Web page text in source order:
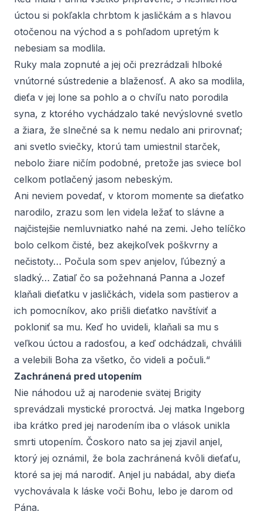
úctou si pokľakla chrbtom k jasličkám a s hlavou
otočenou na východ a s pohľadom upretým k
nebesiam sa modlila.
Ruky mala zopnuté a jej oči prezrádzali hlboké
vnútorné sústredenie a blaženosť. A ako sa modlila,
dieťa v jej lone sa pohlo a o chvíľu nato porodila
syna, z ktorého vychádzalo také nevýslovné svetlo
a žiara, že slnečné sa k nemu nedalo ani prirovnať;
ani svetlo sviečky, ktorú tam umiestnil starček,
nebolo žiare ničím podobné, pretože jas sviece bol
celkom potlačený jasom nebeským.
Ani neviem povedať, v ktorom momente sa dieťatko
narodilo, zrazu som len videla ležať to slávne a
najčistejšie nemluvniatko nahé na zemi. Jeho telíčko
bolo celkom čisté, bez akejkoľvek poškvrny a
nečistoty… Počula som spev anjelov, ľúbezný a
sladký… Zatiaľ čo sa požehnaná Panna a Jozef
klaňali dieťatku v jasličkách, videla som pastierov a
ich pomocníkov, ako prišli dieťatko navštíviť a
pokloniť sa mu. Keď ho uvideli, klaňali sa mu s
veľkou úctou a radosťou, a keď odchádzali, chválili
a velebili Boha za všetko, čo videli a počuli.“
Zachránená pred utopením
Nie náhodou už aj narodenie svätej Brigity
sprevádzali mystické proroctvá. Jej matka Ingeborg
iba krátko pred jej narodením iba o vlások unikla
smrti utopením. Čoskoro nato sa jej zjavil anjel,
ktorý jej oznámil, že bola zachránená kvôli dieťaťu,
ktoré sa jej má narodiť. Anjel ju nabádal, aby dieťa
vychovávala k láske voči Bohu, lebo je darom od
Pána.